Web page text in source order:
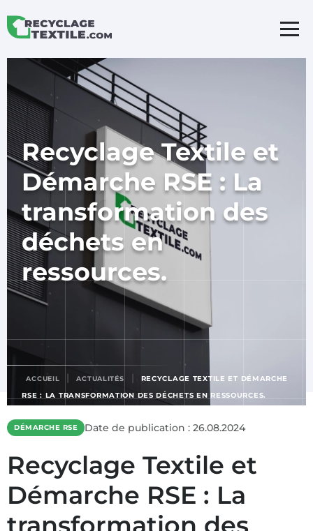
Recyclage Textile et
Démarche RSE : La
transformation des
déchets en
ressources.
ACCUEIL | ACTUALITÉS |
RECYCLAGE TEXTILE ET DÉMARCHE
RSE : LA TRANSFORMATION DES DÉCHETS EN RESSOURCES.
DÉMARCHE RSE Date de publication : 26.08.2024
Recyclage Textile et
Démarche RSE : La